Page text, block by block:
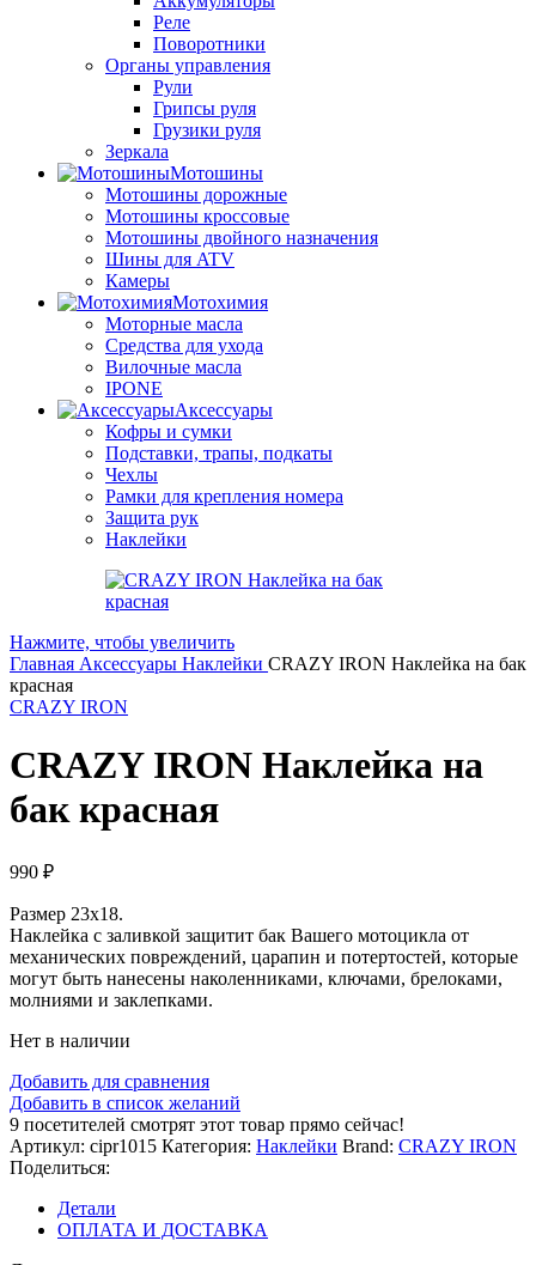
Реле
Поворотники
Органы управления
Рули
Грипсы руля
Грузики руля
Зеркала
Мотошины
Мотошины дорожные
Мотошины кроссовые
Мотошины двойного назначения
Шины для ATV
Камеры
Мотохимия
Моторные масла
Средства для ухода
Вилочные масла
IPONE
Аксессуары
Кофры и сумки
Подставки, трапы, подкаты
Чехлы
Рамки для крепления номера
Защита рук
Наклейки
Нажмите, чтобы увеличить
Главная Аксессуары Наклейки CRAZY IRON Наклейка на бак
красная
CRAZY IRON
CRAZY IRON Наклейка на
бак красная
990 ₽
Размер 23х18.
Наклейка с заливкой защитит бак Вашего мотоцикла от
механических повреждений, царапин и потертостей, которые
могут быть нанесены наколенниками, ключами, брелоками,
молниями и заклепками.
Нет в наличии
Добавить для сравнения
Добавить в список желаний
9 посетителей смотрят этот товар прямо сейчас!
Артикул: cipr1015 Категория: Наклейки Brand: CRAZY IRON
Поделиться:
Детали
ОПЛАТА И ДОСТАВКА